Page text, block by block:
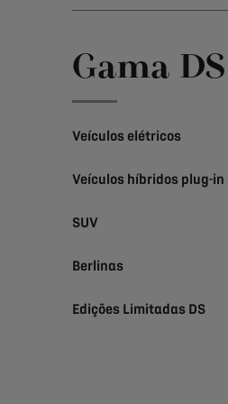
Gama DS
Veículos elétricos
Veículos híbridos plug-in
SUV
Berlinas
Edições Limitadas DS